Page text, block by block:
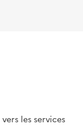
les services